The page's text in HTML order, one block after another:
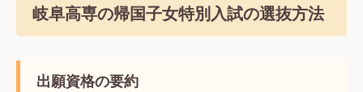
岐阜高専の帰国子女特別入試の選抜方法
出願資格の要約